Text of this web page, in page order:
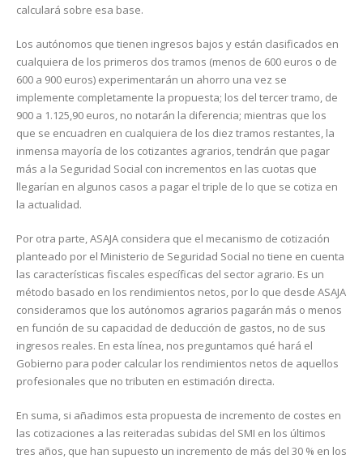
calculará sobre esa base.
Los autónomos que tienen ingresos bajos y están clasificados en
cualquiera de los primeros dos tramos (menos de 600 euros o de
600 a 900 euros) experimentarán un ahorro una vez se
implemente completamente la propuesta; los del tercer tramo, de
900 a 1.125,90 euros, no notarán la diferencia; mientras que los
que se encuadren en cualquiera de los diez tramos restantes, la
inmensa mayoría de los cotizantes agrarios, tendrán que pagar
más a la Seguridad Social con incrementos en las cuotas que
llegarían en algunos casos a pagar el triple de lo que se cotiza en
la actualidad.
Por otra parte, ASAJA considera que el mecanismo de cotización
planteado por el Ministerio de Seguridad Social no tiene en cuenta
las características fiscales específicas del sector agrario. Es un
método basado en los rendimientos netos, por lo que desde ASAJA
consideramos que los autónomos agrarios pagarán más o menos
en función de su capacidad de deducción de gastos, no de sus
ingresos reales. En esta línea, nos preguntamos qué hará el
Gobierno para poder calcular los rendimientos netos de aquellos
profesionales que no tributen en estimación directa.
En suma, si añadimos esta propuesta de incremento de costes en
las cotizaciones a las reiteradas subidas del SMI en los últimos
tres años, que han supuesto un incremento de más del 30 % en los